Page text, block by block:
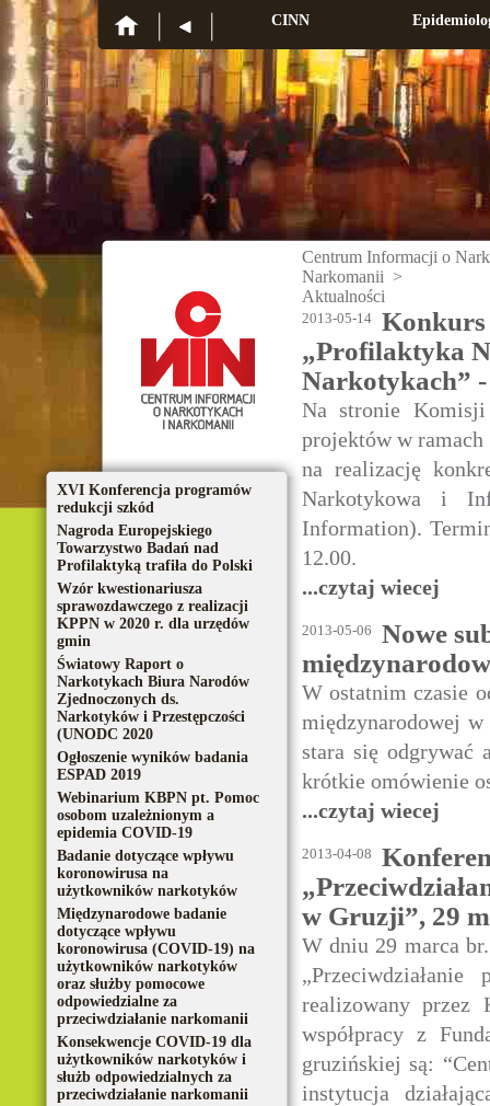
CINN
XVI Konferencja programów
redukcji szkód
Nagroda Europejskiego
Towarzystwo Badań nad
Profilaktyką trafiła do Polski
Wzór kwestionariusza
sprawozdawczego z realizacji
KPPN w 2020 r. dla urzędów
gmin
Światowy Raport o
Narkotykach Biura Narodów
Zjednoczonych ds.
Narkotyków i Przestępczości
(UNODC 2020
Ogłoszenie wyników badania
ESPAD 2019
Webinarium KBPN pt. Pomoc
osobom uzależnionym a
epidemia COVID-19
Badanie dotyczące wpływu
koronowirusa na
użytkowników narkotyków
Międzynarodowe badanie
dotyczące wpływu
koronowirusa (COVID-19) na
użytkowników narkotyków
oraz służby pomocowe
odpowiedzialne za
przeciwdziałanie narkomanii
Konsekwencje COVID-19 dla
użytkowników narkotyków i
służb odpowiedzialnych za
przeciwdziałanie narkomanii
Centrum Informacji o
Narkomanii >
Aktualności
2013-05-14
„Profilaktyka
Narkotykach”
Na stronie Komisji
projektów w
na realizację
Narkotykowa i
Information).
12.00.
...czytaj wiecej
2013-05-06
Nowe
W ostatnim czasie
międzynarodowej w
stara się odgrywać
krótkie omówienie
...czytaj wiecej
2013-04-08
w Gruzji”, 29
W dniu 29 marca
realizowany przez
współpracy z
gruzińskiej są:
instytucja